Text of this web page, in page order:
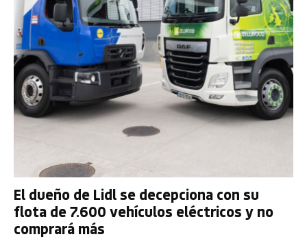
El dueño de Lidl se decepciona con su
flota de 7.600 vehículos eléctricos y no
comprará más